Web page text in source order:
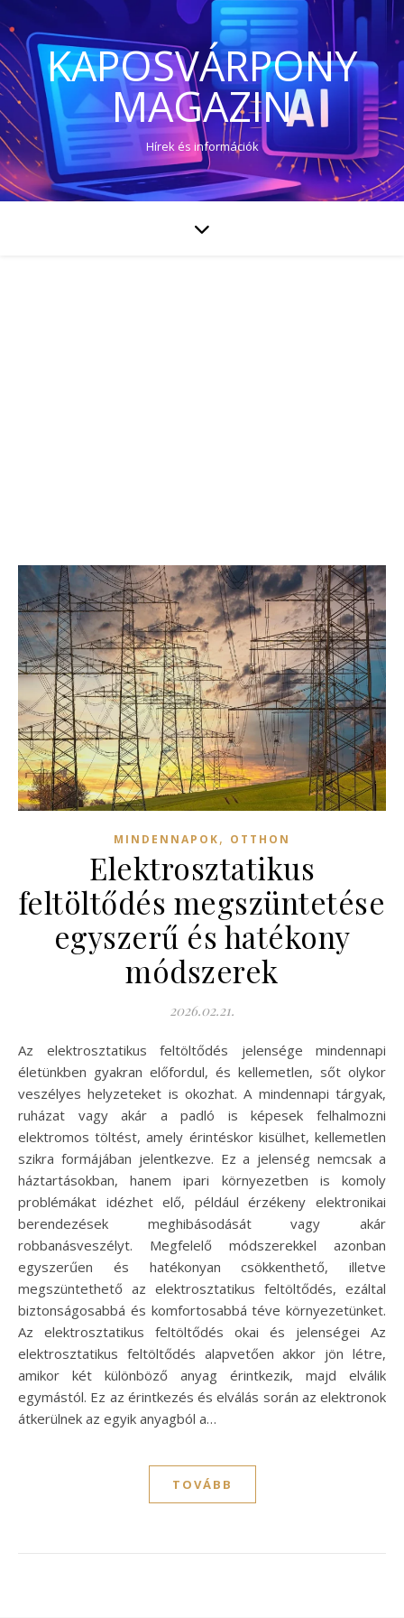
KAPOSVÁRPONY
MAGAZIN
Hírek és információk
MINDENNAPOK, OTTHON
Elektrosztatikus
feltöltődés megszüntetése
egyszerű és hatékony
módszerek
2026.02.21.
Az elektrosztatikus feltöltődés jelensége mindennapi
életünkben gyakran előfordul, és kellemetlen, sőt olykor
veszélyes helyzeteket is okozhat. A mindennapi tárgyak,
ruházat vagy akár a padló is képesek felhalmozni
elektromos töltést, amely érintéskor kisülhet, kellemetlen
szikra formájában jelentkezve. Ez a jelenség nemcsak a
háztartásokban, hanem ipari környezetben is komoly
problémákat idézhet elő, például érzékeny elektronikai
berendezések meghibásodását vagy akár
robbanásveszélyt. Megfelelő módszerekkel azonban
egyszerűen és hatékonyan csökkenthető, illetve
megszüntethető az elektrosztatikus feltöltődés, ezáltal
biztonságosabbá és komfortosabbá téve környezetünket.
Az elektrosztatikus feltöltődés okai és jelenségei Az
elektrosztatikus feltöltődés alapvetően akkor jön létre,
amikor két különböző anyag érintkezik, majd elválik
egymástól. Ez az érintkezés és elválás során az elektronok
átkerülnek az egyik anyagból a…
TOVÁBB